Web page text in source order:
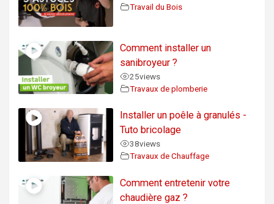
Travail du Bois
Comment installer un
sanibroyeur ?
25views
Travaux de plomberie
Installer un poêle à granulés -
Tuto bricolage
38views
Travaux de Chauffage
Comment entretenir votre
chaudière gaz ?